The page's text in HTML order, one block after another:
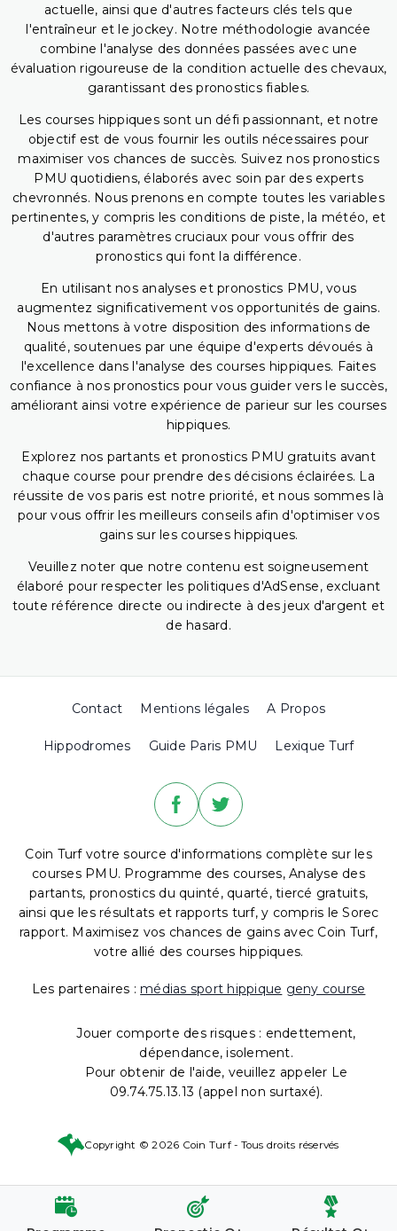
actuelle, ainsi que d'autres facteurs clés tels que
l'entraîneur et le jockey. Notre méthodologie avancée
combine l'analyse des données passées avec une
évaluation rigoureuse de la condition actuelle des chevaux,
garantissant des pronostics fiables.
Les courses hippiques sont un défi passionnant, et notre
objectif est de vous fournir les outils nécessaires pour
maximiser vos chances de succès. Suivez nos pronostics
PMU quotidiens, élaborés avec soin par des experts
chevronnés. Nous prenons en compte toutes les variables
pertinentes, y compris les conditions de piste, la météo, et
d'autres paramètres cruciaux pour vous offrir des
pronostics qui font la différence.
En utilisant nos analyses et pronostics PMU, vous
augmentez significativement vos opportunités de gains.
Nous mettons à votre disposition des informations de
qualité, soutenues par une équipe d'experts dévoués à
l'excellence dans l'analyse des courses hippiques. Faites
confiance à nos pronostics pour vous guider vers le succès,
améliorant ainsi votre expérience de parieur sur les courses
hippiques.
Explorez nos partants et pronostics PMU gratuits avant
chaque course pour prendre des décisions éclairées. La
réussite de vos paris est notre priorité, et nous sommes là
pour vous offrir les meilleurs conseils afin d'optimiser vos
gains sur les courses hippiques.
Veuillez noter que notre contenu est soigneusement
élaboré pour respecter les politiques d'AdSense, excluant
toute référence directe ou indirecte à des jeux d'argent et
de hasard.
Contact Mentions légales A Propos
Hippodromes Guide Paris PMU Lexique Turf
Coin Turf votre source d'informations complète sur les
courses PMU. Programme des courses, Analyse des
partants, pronostics du quinté, quarté, tiercé gratuits,
ainsi que les résultats et rapports turf, y compris le Sorec
rapport. Maximisez vos chances de gains avec Coin Turf,
votre allié des courses hippiques.
Les partenaires : médias sport hippique geny course
Jouer comporte des risques : endettement,
dépendance, isolement.
Pour obtenir de l'aide, veuillez appeler Le
09.74.75.13.13 (appel non surtaxé).
Copyright © 2026 Coin Turf - Tous droits réservés